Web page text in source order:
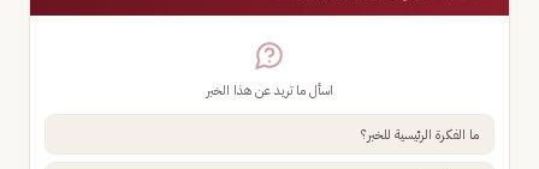
اسأل ما تريد عن هذا الخبر
ما الفكرة الرئيسية للخبر؟